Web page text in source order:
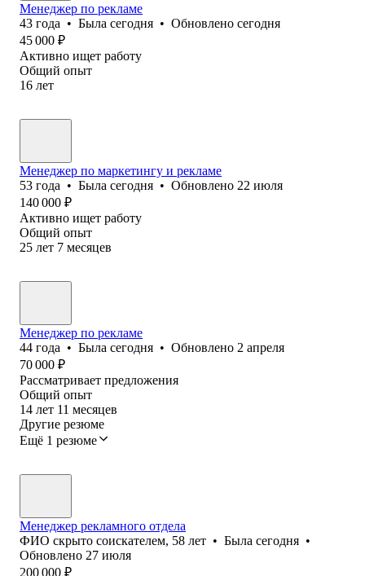
Менеджер по рекламе
43 года • Была сегодня • Обновлено сегодня
45 000 ₽
Активно ищет работу
Общий опыт
16 лет
Менеджер по маркетингу и рекламе
53 года • Была сегодня • Обновлено 22 июля
140 000 ₽
Активно ищет работу
Общий опыт
25 лет 7 месяцев
Менеджер по рекламе
44 года • Была сегодня • Обновлено 2 апреля
70 000 ₽
Рассматривает предложения
Общий опыт
14 лет 11 месяцев
Другие резюме
Ещё 1 резюме
Менеджер рекламного отдела
ФИО скрыто соискателем, 58 лет • Была сегодня •
Обновлено 27 июля
200 000 ₽